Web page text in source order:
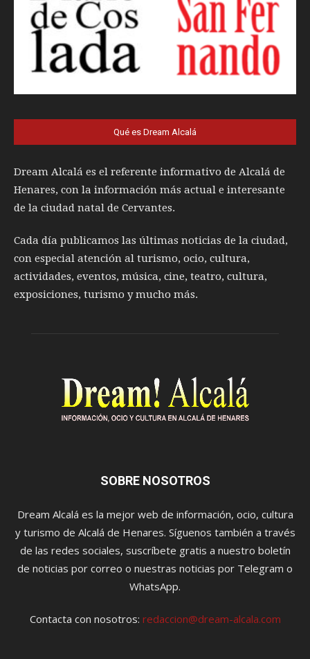
Qué es Dream Alcalá
Dream Alcalá es el referente informativo de Alcalá de
Henares, con la información más actual e interesante
de la ciudad natal de Cervantes.
Cada día publicamos las últimas noticias de la ciudad,
con especial atención al turismo, ocio, cultura,
actividades, eventos, música, cine, teatro, cultura,
exposiciones, turismo y mucho más.
SOBRE NOSOTROS
Dream Alcalá es la mejor web de información, ocio, cultura
y turismo de Alcalá de Henares. Síguenos también a través
de las redes sociales, suscríbete gratis a nuestro boletín
de noticias por correo o nuestras noticias por Telegram o
WhatsApp.
Contacta con nosotros: redaccion@dream-alcala.com